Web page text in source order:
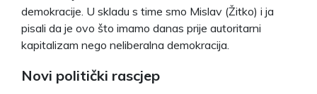
demokracije. U skladu s time smo Mislav (Žitko) i ja
pisali da je ovo što imamo danas prije autoritarni
kapitalizam nego neliberalna demokracija.
Novi politički rascjep